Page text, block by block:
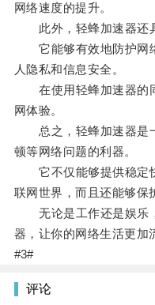
网络速度的提升。
此外，轻蜂加速器还具
它能够有效地防护网
人隐私和信息安全。
在使用轻蜂加速器的
网体验。
总之，轻蜂加速器是
顿等网络问题的利器。
它不仅能够提供稳定
联网世界，而且还能够保
无论是工作还是娱乐
器，让你的网络生活更加
#3#
评论